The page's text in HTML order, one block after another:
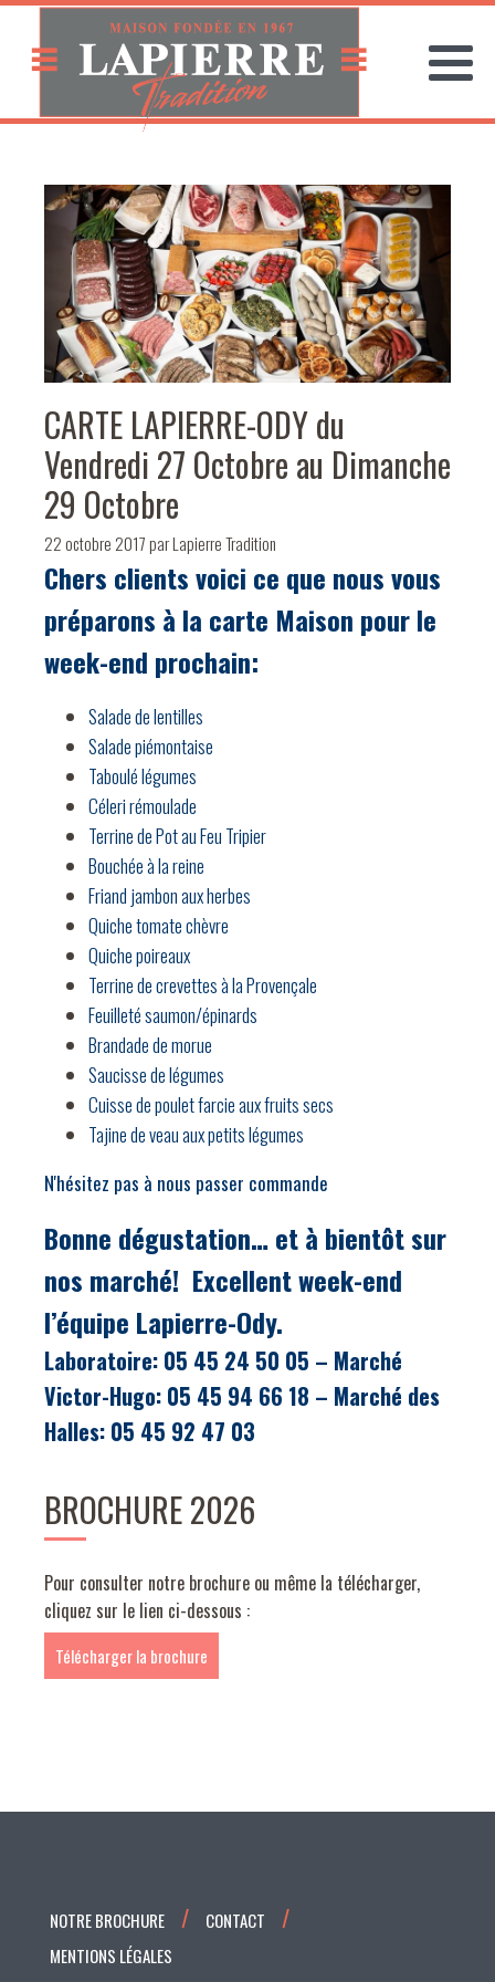
CARTE LAPIERRE-ODY du
Vendredi 27 Octobre au Dimanche
29 Octobre
22 octobre 2017parLapierre Tradition
Chers clients voici ce que nous vous
préparons à la carte Maison pour le
week-end prochain:
Salade de lentilles
Salade piémontaise
Taboulé légumes
Céleri rémoulade
Terrine de Pot au Feu Tripier
Bouchée à la reine
Friand jambon aux herbes
Quiche tomate chèvre
Quiche poireaux
Terrine de crevettes à la Provençale
Feuilleté saumon/épinards
Brandade de morue
Saucisse de légumes
Cuisse de poulet farcie aux fruits secs
Tajine de veau aux petits légumes
N'hésitez pas à nous passer commande
Bonne dégustation… et à bientôt sur
nos marché! Excellent week-end
l’équipe Lapierre-Ody.
Laboratoire: 05 45 24 50 05 – Marché
Victor-Hugo: 05 45 94 66 18 – Marché des
Halles: 05 45 92 47 03
BROCHURE 2026
Pour consulter notre brochure ou même la télécharger,
cliquez sur le lien ci-dessous :
Télécharger la brochure
NOTRE BROCHURE
CONTACT
MENTIONS LÉGALES